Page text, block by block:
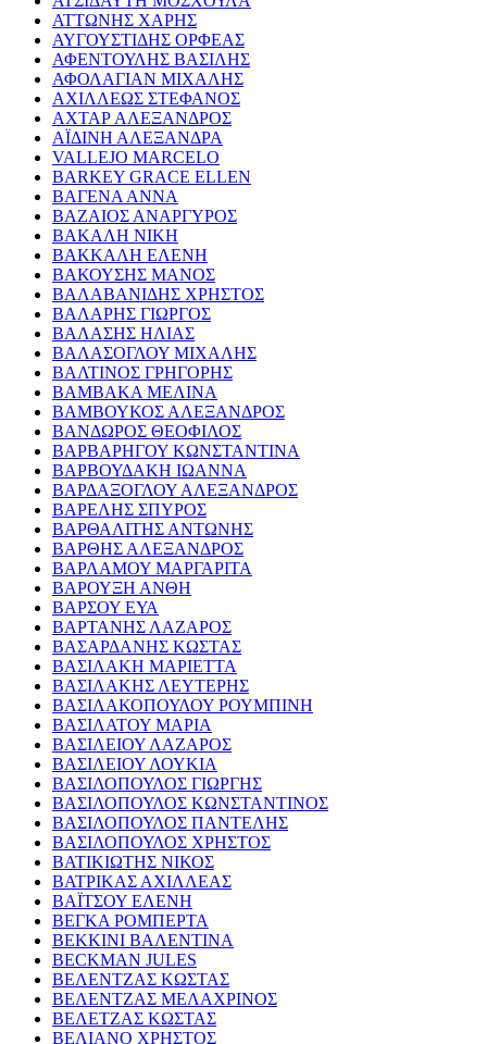
ΑΤΤΩΝΗΣ ΧΑΡΗΣ
ΑΥΓΟΥΣΤΙΔΗΣ ΟΡΦΕΑΣ
ΑΦΕΝΤΟΥΛΗΣ ΒΑΣΙΛΗΣ
ΑΦΟΛΑΓΙΑΝ ΜΙΧΑΛΗΣ
ΑΧΙΛΛΕΩΣ ΣΤΕΦΑΝΟΣ
ΑΧΤΑΡ ΑΛΕΞΑΝΔΡΟΣ
ΑΪΔΙΝΗ ΑΛΕΞΑΝΔΡΑ
VALLEJO MARCELO
BARKEY GRACE ELLEN
ΒΑΓΕΝΑ ΑΝΝΑ
ΒΑΖΑΙΟΣ ΑΝΑΡΓΥΡΟΣ
ΒΑΚΑΛΗ ΝΙΚΗ
ΒΑΚΚΑΛΗ ΕΛΕΝΗ
ΒΑΚΟΥΣΗΣ ΜΑΝΟΣ
ΒΑΛΑΒΑΝΙΔΗΣ ΧΡΗΣΤΟΣ
ΒΑΛΑΡΗΣ ΓΙΩΡΓΟΣ
ΒΑΛΑΣΗΣ ΗΛΙΑΣ
ΒΑΛΑΣΟΓΛΟΥ ΜΙΧΑΛΗΣ
ΒΑΛΤΙΝΟΣ ΓΡΗΓΟΡΗΣ
ΒΑΜΒΑΚΑ ΜΕΛΙΝΑ
ΒΑΜΒΟΥΚΟΣ ΑΛΕΞΑΝΔΡΟΣ
ΒΑΝΔΩΡΟΣ ΘΕΟΦΙΛΟΣ
ΒΑΡΒΑΡΗΓΟΥ ΚΩΝΣΤΑΝΤΙΝΑ
ΒΑΡΒΟΥΔΑΚΗ ΙΩΑΝΝΑ
ΒΑΡΔΑΞΟΓΛΟΥ ΑΛΕΞΑΝΔΡΟΣ
ΒΑΡΕΛΗΣ ΣΠΥΡΟΣ
ΒΑΡΘΑΛΙΤΗΣ ΑΝΤΩΝΗΣ
ΒΑΡΘΗΣ ΑΛΕΞΑΝΔΡΟΣ
ΒΑΡΛΑΜΟΥ ΜΑΡΓΑΡΙΤΑ
ΒΑΡΟΥΞΗ ΑΝΘΗ
ΒΑΡΣΟΥ ΕΥΑ
ΒΑΡΤΑΝΗΣ ΛΑΖΑΡΟΣ
ΒΑΣΑΡΔΑΝΗΣ ΚΩΣΤΑΣ
ΒΑΣΙΛΑΚΗ ΜΑΡΙΕΤΤΑ
ΒΑΣΙΛΑΚΗΣ ΛΕΥΤΕΡΗΣ
ΒΑΣΙΛΑΚΟΠΟΥΛΟΥ ΡΟΥΜΠΙΝΗ
ΒΑΣΙΛΑΤΟΥ ΜΑΡΙΑ
ΒΑΣΙΛΕΙΟΥ ΛΑΖΑΡΟΣ
ΒΑΣΙΛΕΙΟΥ ΛΟΥΚΙΑ
ΒΑΣΙΛΟΠΟΥΛΟΣ ΓΙΩΡΓΗΣ
ΒΑΣΙΛΟΠΟΥΛΟΣ ΚΩΝΣΤΑΝΤΙΝΟΣ
ΒΑΣΙΛΟΠΟΥΛΟΣ ΠΑΝΤΕΛΗΣ
ΒΑΣΙΛΟΠΟΥΛΟΣ ΧΡΗΣΤΟΣ
ΒΑΤΙΚΙΩΤΗΣ ΝΙΚΟΣ
ΒΑΤΡΙΚΑΣ ΑΧΙΛΛΕΑΣ
ΒΑΪΤΣΟΥ ΕΛΕΝΗ
ΒΕΓΚΑ ΡΟΜΠΕΡΤΑ
ΒΕΚΚΙΝΙ ΒΑΛΕΝΤΙΝΑ
BECKMAN JULES
ΒΕΛΕΝΤΖΑΣ ΚΩΣΤΑΣ
ΒΕΛΕΝΤΖΑΣ ΜΕΛΑΧΡΙΝΟΣ
ΒΕΛΕΤΖΑΣ ΚΩΣΤΑΣ
ΒΕΛΙΑΝΟ ΧΡΗΣΤΟΣ